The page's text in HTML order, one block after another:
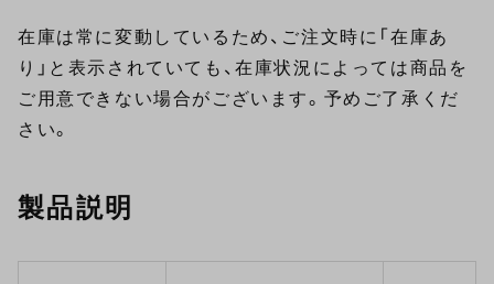
在庫は常に変動しているため、ご注文時に「在庫あ
り」と表示されていても、在庫状況によっては商品を
ご用意できない場合がございます。予めご了承くだ
さい。
製品説明